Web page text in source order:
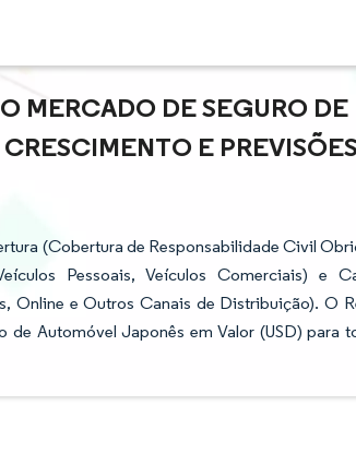
MERCADO DE SEGURO DE
E PREVISÕES
(Cobertura de Responsabilidade Civil
Pessoais, Veículos Comerciais) e
Online e Outros Canais de Distribuição). O
Automóvel Japonês em Valor (USD) para